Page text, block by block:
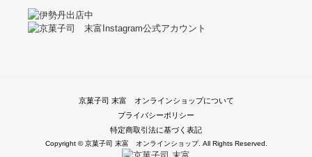
京菓子司 末富 オンラインショップについて
プライバシーポリシー
特定商取引法に基づく表記
Copyright © 京菓子司 末富 オンラインショップ. All Rights Reserved.